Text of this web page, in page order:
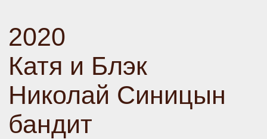
2020
Катя и Блэк
Николай Синицын
бандит